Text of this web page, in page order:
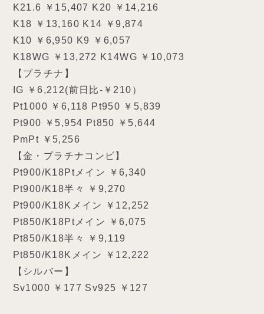
K21.6 ￥15,407 K20 ￥14,216
K18 ￥13,160 K14 ￥9,874
K10 ￥6,950 K9 ￥6,057
K18WG ￥13,272 K14WG ￥10,073
【プラチナ】
IG ￥6,212(前日比-￥210）
Pt1000 ￥6,118 Pt950 ￥5,839
Pt900 ￥5,954 Pt850 ￥5,644
PmPt ￥5,256
【金・プラチナコンビ】
Pt900/K18Ptメイン ￥6,340
Pt900/K18半々 ￥9,270
Pt900/K18Kメイン ￥12,252
Pt850/K18Ptメイン ￥6,075
Pt850/K18半々 ￥9,119
Pt850/K18Kメイン ￥12,222
【シルバー】
Sv1000 ￥177 Sv925 ￥127